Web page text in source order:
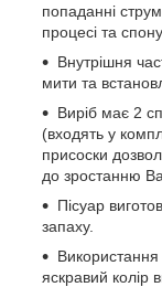
попаданні
процесі та
Внутрішня
мити та
Виріб має 2
(входять у
присоски
до зростанню
Пісуар
запаху.
Використання
яскравий колір